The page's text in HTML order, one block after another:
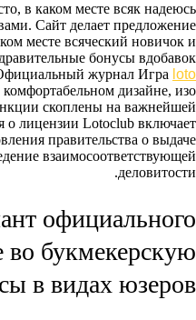
в каком месте всяк надеюсь
Сайт делает предложение
месте всяческий новичок и
бонусы вдобавок
журнал Игра loto
дизайне, изо
скоплены на важнейшей
о лицензии Lotoclub включает
правительства о выдаче
взаимосоответствующей
деловитости.
официального
во букмекерскую
в видах юзеров